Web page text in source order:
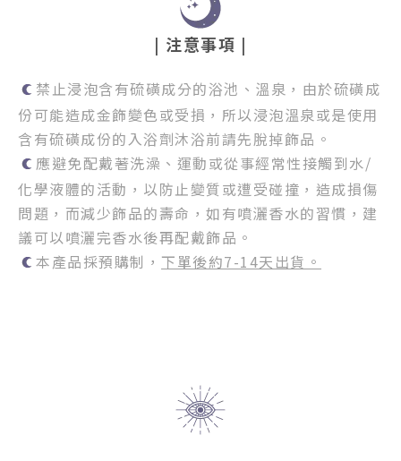
| 注意事項 |
禁止浸泡含有硫磺成分的浴池、溫泉，由於硫磺成
份可能造成金飾變色或受損，所以浸泡溫泉或是使用
含有硫磺成份的入浴劑沐浴前請先脫掉飾品。
應避免配戴著洗澡、運動或從事經常性接觸到水/
化學液體的活動，以防止變質或遭受碰撞，造成損傷
問題，而減少飾品的壽命，如有噴灑香水的習慣，建
議可以噴灑完香水後再配戴飾品。
本產品採預購制， 下單後約7-14天出貨。